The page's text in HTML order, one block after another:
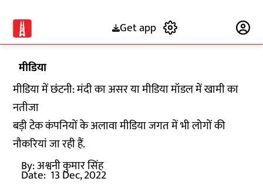
Get app
मीडिया
मीडिया में छंटनी: मंदी का असर या मीडिया मॉडल में खामी का
नतीजा
बड़ी टेक कंपनियों के अलावा मीडिया जगत में भी लोगों की
नौकरियां जा रही हैं.
By:अश्वनी कुमार सिंह
Date: 13 Dec, 2022